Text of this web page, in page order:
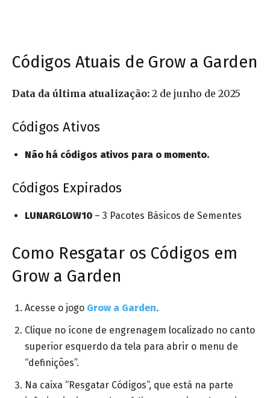
Códigos Atuais de Grow a Garden
Data da última atualização: 2 de junho de 2025
Códigos Ativos
Não há códigos ativos para o momento.
Códigos Expirados
LUNARGLOW10 – 3 Pacotes Básicos de Sementes
Como Resgatar os Códigos em
Grow a Garden
Acesse o jogo Grow a Garden.
Clique no ícone de engrenagem localizado no canto
superior esquerdo da tela para abrir o menu de
“definições”.
Na caixa “Resgatar Códigos”, que está na parte